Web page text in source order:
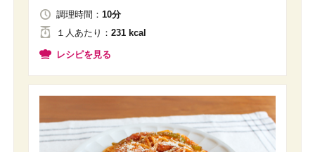
調理時間： 10分
１人あたり ： 231 kcal
レシピを見る